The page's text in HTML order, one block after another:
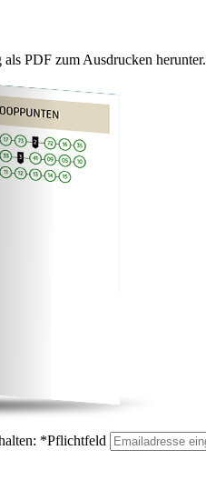
PDF zum Ausdrucken herunter.
*Pflichtfeld